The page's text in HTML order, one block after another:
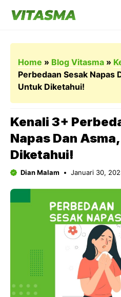
Home » Blog Vitasma »
Perbedaan Sesak Napas
Untuk Diketahui!
Kenali 3+
Napas Dan
Diketahui!
Dian Malam Januari 30,